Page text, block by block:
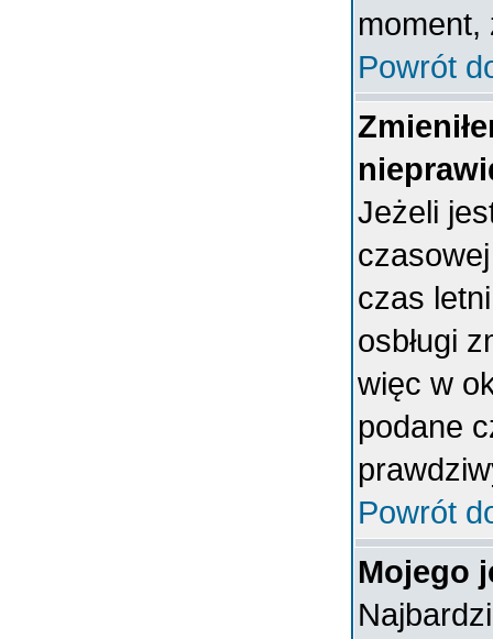
moment,
Powrót
Jeżeli
czas
osbługi
więc w
podane
Powrót
Mojego